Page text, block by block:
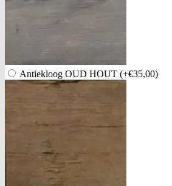
Antiekloog OUD HOUT (+€35,00)